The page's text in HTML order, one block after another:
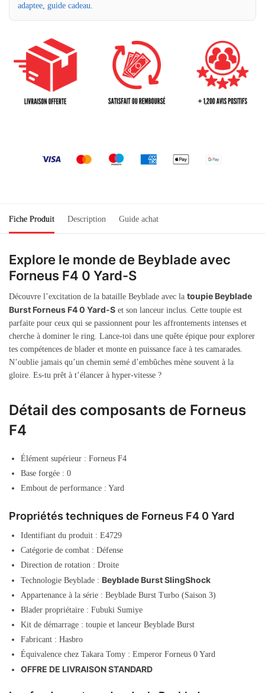
adaptee guide cadeau
Fiche Produit Description Guide achat
Explore le monde de Beyblade avec
Forneus F4 0 Yard-S
Découvre l’excitation de la bataille Beyblade avec la toupie Beyblade
Burst Forneus F4 0 Yard-S et son lanceur inclus. Cette toupie est
parfaite pour ceux qui se passionnent pour les affrontements intenses et
cherche à dominer le ring. Lance-toi dans une quête épique pour explorer
tes compétences de blader et monte en puissance face à tes camarades.
N’oublie jamais qu’un chemin semé d’embûches mène souvent à la
gloire. Es-tu prêt à t’élancer à hyper-vitesse ?
Détail des composants de Forneus
F4
Élément supérieur : Forneus F4
Base forgée : 0
Embout de performance : Yard
Propriétés techniques de Forneus F4 0 Yard
Identifiant du produit : E4729
Catégorie de combat : Défense
Direction de rotation : Droite
Technologie Beyblade : Beyblade Burst SlingShock
Appartenance à la série : Beyblade Burst Turbo (Saison 3)
Blader propriétaire : Fubuki Sumiye
Kit de démarrage : toupie et lanceur Beyblade Burst
Fabricant : Hasbro
Équivalence chez Takara Tomy : Emperor Forneus 0 Yard
OFFRE DE LIVRAISON STANDARD